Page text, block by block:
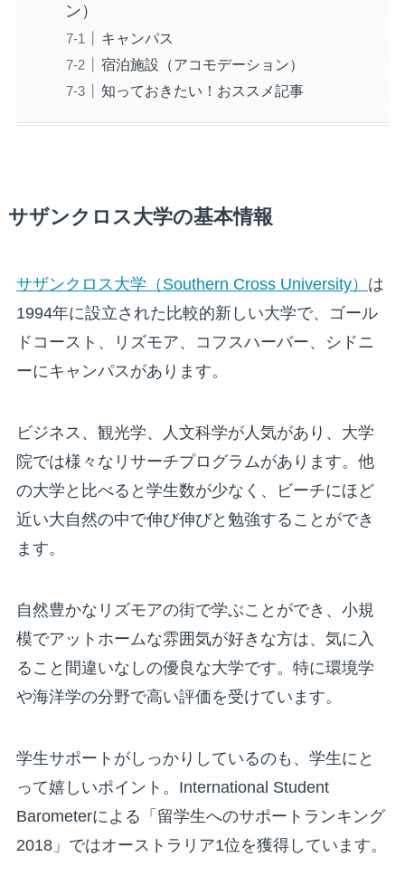
ン）
キャンパス
宿泊施設（アコモデーション）
知っておきたい！おススメ記事
サザンクロス大学の基本情報
サザンクロス大学（Southern Cross University） は
1994年に設立された比較的新しい大学で、ゴール
ドコースト、リズモア、コフスハーバー、シドニ
ーにキャンパスがあります。
ビジネス、観光学、人文科学が人気があり、大学
院では様々なリサーチプログラムがあります。他
の大学と比べると学生数が少なく、ビーチにほど
近い大自然の中で伸び伸びと勉強することができ
ます。
自然豊かなリズモアの街で学ぶことができ、小規
模でアットホームな雰囲気が好きな方は、気に入
ること間違いなしの優良な大学です。特に環境学
や海洋学の分野で高い評価を受けています。
学生サポートがしっかりしているのも、学生にと
って嬉しいポイント。International Student
Barometerによる「留学生へのサポートランキング
2018」ではオーストラリア1位を獲得しています。